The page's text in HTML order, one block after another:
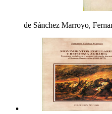
de Sánchez Marroyo,